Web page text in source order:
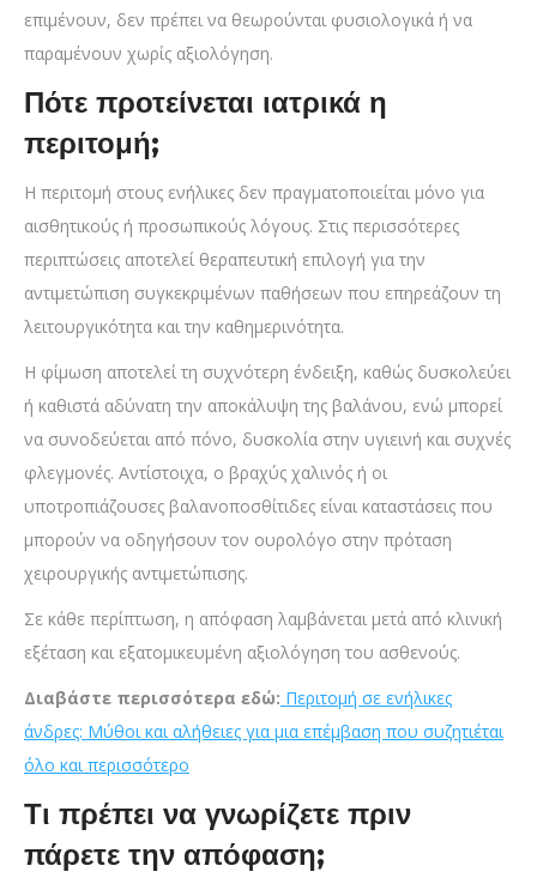
επιμένουν, δεν πρέπει να θεωρούνται φυσιολογικά ή να
παραμένουν χωρίς αξιολόγηση.
Πότε προτείνεται ιατρικά η
περιτομή;
Η περιτομή στους ενήλικες δεν πραγματοποιείται μόνο για
αισθητικούς ή προσωπικούς λόγους. Στις περισσότερες
περιπτώσεις αποτελεί θεραπευτική επιλογή για την
αντιμετώπιση συγκεκριμένων παθήσεων που επηρεάζουν τη
λειτουργικότητα και την καθημερινότητα.
Η φίμωση αποτελεί τη συχνότερη ένδειξη, καθώς δυσκολεύει
ή καθιστά αδύνατη την αποκάλυψη της βαλάνου, ενώ μπορεί
να συνοδεύεται από πόνο, δυσκολία στην υγιεινή και συχνές
φλεγμονές. Αντίστοιχα, ο βραχύς χαλινός ή οι
υποτροπιάζουσες βαλανοποσθίτιδες είναι καταστάσεις που
μπορούν να οδηγήσουν τον ουρολόγο στην πρόταση
χειρουργικής αντιμετώπισης.
Σε κάθε περίπτωση, η απόφαση λαμβάνεται μετά από κλινική
εξέταση και εξατομικευμένη αξιολόγηση του ασθενούς.
Διαβάστε περισσότερα εδώ: Περιτομή σε ενήλικες
άνδρες: Μύθοι και αλήθειες για μια επέμβαση που συζητιέται
όλο και περισσότερο
Τι πρέπει να γνωρίζετε πριν
πάρετε την απόφαση;